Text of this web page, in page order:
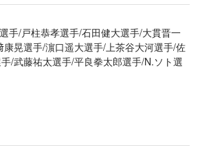
手/戸柱恭孝選手/石田健大選手/大貫晋一
晃選手/濵口遥大選手/上茶谷大河選手/佐
/武藤祐太選手/平良拳太郎選手/N.ソト選